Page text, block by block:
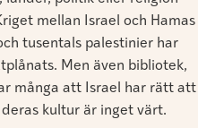
mellan Israel och Hamas
tusentals palestinier har
Men även bibliotek,
många att Israel har rätt att
kultur är inget värt.